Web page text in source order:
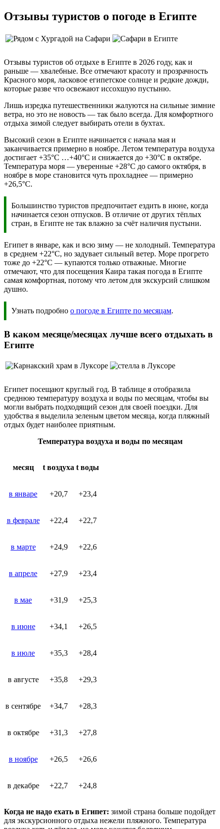
Отзывы туристов о погоде в Египте
Отзывы туристов об отдыхе в Египте в 2026 году, как и
раньше — хвалебные. Все отмечают красоту и прозрачность
Красного моря, ласковое египетское солнце и редкие дожди,
которые разве что освежают иссохшую пустыню.
Лишь изредка путешественники жалуются на сильные зимние
ветра, но это не новость — так было всегда. Для комфортного
отдыха зимой следует выбирать отели в бухтах.
Высокий сезон в Египте начинается с начала мая и
заканчивается примерно в ноябре. Летом температура воздуха
достигает +35°C …+40°C и снижается до +30°C в октябре.
Температура моря — уверенные +28°C до самого октября, в
ноябре в море становится чуть прохладнее — примерно
+26,5°C.
Большинство туристов предпочитает ездить в июне, когда
начинается сезон отпусков. В отличие от других тёплых
стран, в Египте не так влажно за счёт наличия пустыни.
Египет в январе, как и всю зиму — не холодный. Температура
в среднем +22°C, но задувает сильный ветер. Море прогрето
тоже до +22°C — купаются только отважные. Многие
отмечают, что для посещения Каира такая погода в Египте
самая комфортная, потому что летом для экскурсий слишком
душно.
Узнать подробно о погоде в Египте по месяцам.
В каком месяце/месяцах лучше всего отдыхать в
Египте
Египет посещают круглый год. В таблице я отобразила
среднюю температуру воздуха и воды по месяцам, чтобы вы
могли выбрать подходящий сезон для своей поездки. Для
удобства я выделила зеленым цветом месяца, когда пляжный
отдых будет наиболее приятным.
Температура воздуха и воды по месяцам
месяц t воздуха t воды
в январе +20,7 +23,4
в феврале +22,4 +22,7
в марте +24,9 +22,6
в апреле +27,9 +23,4
в мае +31,9 +25,3
в июне +34,1 +26,5
в июле +35,3 +28,4
в августе +35,8 +29,3
в сентябре +34,7 +28,3
в октябре +31,3 +27,8
в ноябре +26,5 +26,6
в декабре +22,7 +24,8
Когда не надо ехать в Египет: зимой страна больше подойдет
для экскурсионного отдыха нежели пляжного. Температура